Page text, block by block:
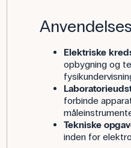
Elektriske
opbygning og
forbinde
Tekniske
inden for